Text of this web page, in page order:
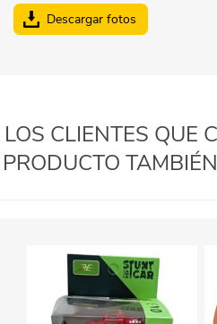
Descargar fotos
LOS CLIENTES QUE
PRODUCTO